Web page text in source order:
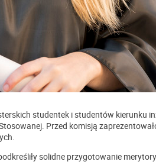
studentek i studentów kierunku
Przed komisją
solidne przygotowanie